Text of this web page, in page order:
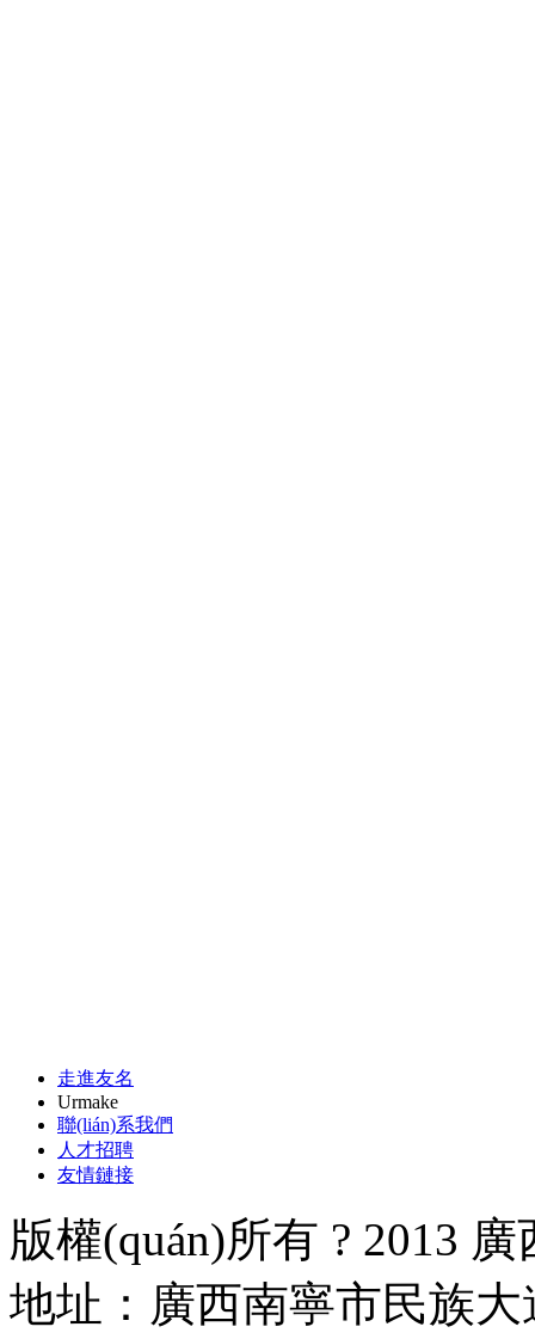
走進友名
Urmake
聯(lián)系我們
人才招聘
友情鏈接
版權(quán)所有 ? 2013
地址：廣西南寧市民族大